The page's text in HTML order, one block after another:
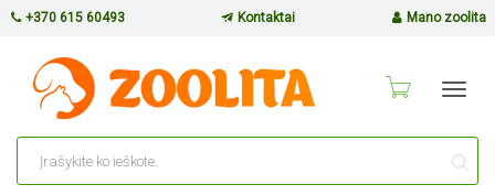
+370 615 60493 Kontaktai Mano zoolita